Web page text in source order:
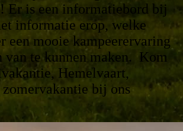
Er is een informatiebord bij
informatie erop, welke
een mooie kampeerervaring
van te kunnen maken. Kom
Hemelvaart,
bij ons